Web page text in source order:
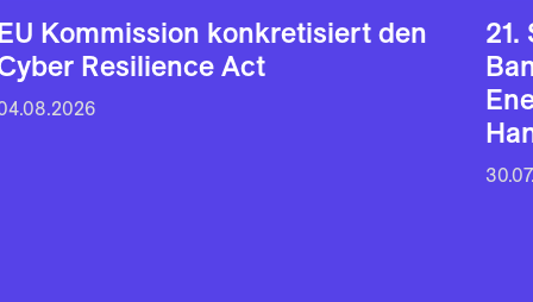
Kommission konkretisiert den
Resilience Act
21.